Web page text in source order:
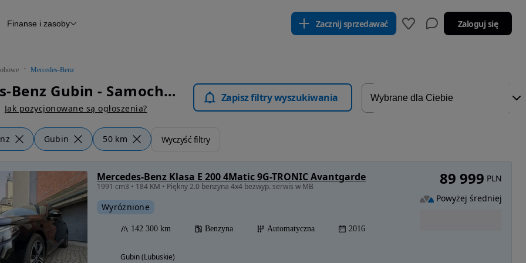
Raport z inspekcji
Otomoto News
Finanse i zasoby Zacznij sprzedawać Zaloguj się
Mercedes-Benz
Mercedes-Benz Gubin - Samochody Osobowe
Jak pozycjonowane są ogłoszenia?
Zapisz filtry wyszukiwania
Gubin 50 km Wyczyść filtry
Mercedes-Benz Klasa E 200 4Matic 9G-TRONIC Avantgarde
1991 cm3 • 184 KM • Piękny 2.0 benzyna 4x4 bezwyp. serwis w MB
Wyróżnione
142 300 km Benzyna Automatyczna 2016
Gubin (Lubuskie)
89 999 PLN
Powyżej średniej